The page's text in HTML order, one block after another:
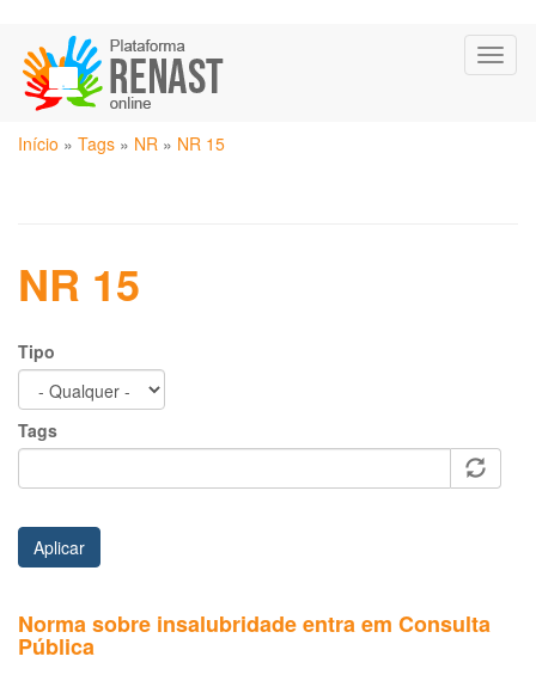
para
conteúdo
principal
Você
Início » Tags » NR » NR 15
NR 15
Tipo
Tags
Aplicar
Norma sobre insalubridade entra em Consulta
Pública